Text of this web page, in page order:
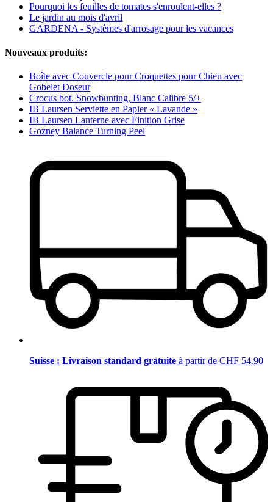
Pourquoi les feuilles de tomates s'enroulent-elles ?
Le jardin au mois d'avril
GARDENA - Systèmes d'arrosage pour les vacances
Nouveaux produits:
Boîte avec Couvercle pour Croquettes pour Chien avec
Gobelet Doseur
Crocus bot. Snowbunting, Blanc Calibre 5/+
IB Laursen Serviette en Papier « Lavande »
IB Laursen Lanterne avec Finition Grise
Gozney Balance Turning Peel
Suisse : Livraison standard gratuite à partir de CHF 54.90